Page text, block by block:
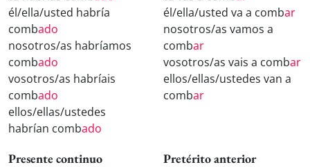
él/ella/usted habría
combado
nosotros/as habríamos
combado
vosotros/as habríais
combado
ellos/ellas/ustedes
habrían combado
él/ella/usted va a combar
nosotros/as vamos a
combar
vosotros/as vais a combar
ellos/ellas/ustedes van a
combar
Presente continuo Pretérito anterior